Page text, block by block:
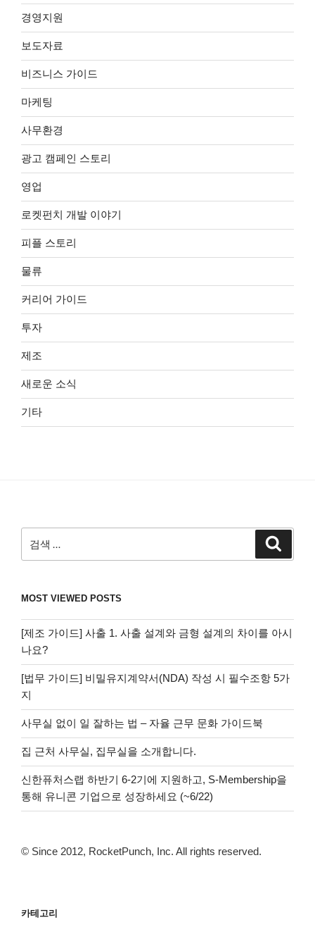
경영지원
보도자료
비즈니스 가이드
마케팅
사무환경
광고 캠페인 스토리
영업
로켓펀치 개발 이야기
피플 스토리
물류
커리어 가이드
투자
제조
새로운 소식
기타
색:
MOST VIEWED POSTS
[제조 가이드] 사출 1. 사출 설계와 금형 설계의 차이를 아시
나요?
[법무 가이드] 비밀유지계약서(NDA) 작성 시 필수조항 5가
지
사무실 없이 일 잘하는 법 – 자율 근무 문화 가이드북
집 근처 사무실, 집무실을 소개합니다.
신한퓨처스랩 하반기 6-2기에 지원하고, S-Membership을
통해 유니콘 기업으로 성장하세요 (~6/22)
© Since 2012, RocketPunch, Inc. All rights reserved.
카테고리